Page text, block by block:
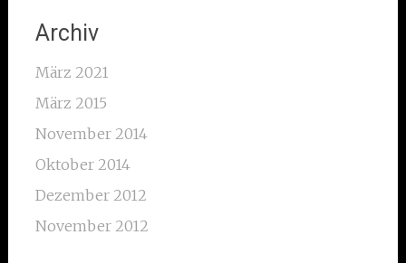
Archiv
März 2021
März 2015
November 2014
Oktober 2014
Dezember 2012
November 2012